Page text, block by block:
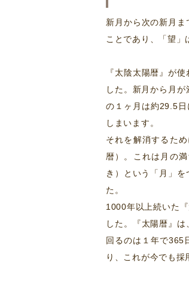
新月から次の新月
ことであり、「望」
『太陰太陽暦』が
した。新月から月
の１ヶ月は約29.5
しまいます。
それを解消するた
暦）。これは月の
き）という「月」
た。
1000年以上続いた
した。『太陽暦』
回るのは１年で365
り、これが今でも採